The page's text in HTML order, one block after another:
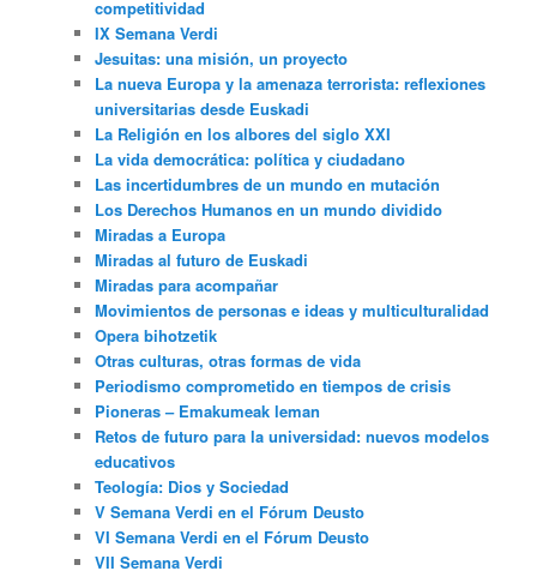
competitividad
IX Semana Verdi
Jesuitas: una misión, un proyecto
La nueva Europa y la amenaza terrorista: reflexiones
universitarias desde Euskadi
La Religión en los albores del siglo XXI
La vida democrática: política y ciudadano
Las incertidumbres de un mundo en mutación
Los Derechos Humanos en un mundo dividido
Miradas a Europa
Miradas al futuro de Euskadi
Miradas para acompañar
Movimientos de personas e ideas y multiculturalidad
Opera bihotzetik
Otras culturas, otras formas de vida
Periodismo comprometido en tiempos de crisis
Pioneras – Emakumeak leman
Retos de futuro para la universidad: nuevos modelos
educativos
Teología: Dios y Sociedad
V Semana Verdi en el Fórum Deusto
VI Semana Verdi en el Fórum Deusto
VII Semana Verdi